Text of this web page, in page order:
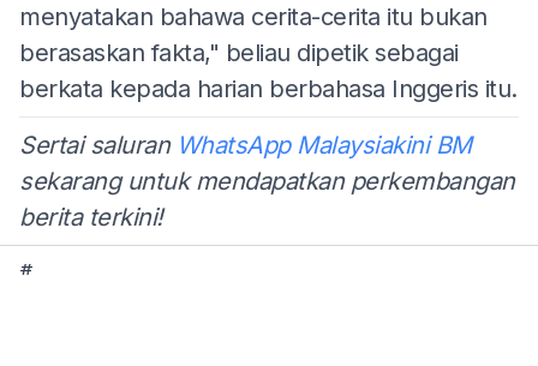
menyatakan bahawa cerita-cerita itu bukan
berasaskan fakta," beliau dipetik sebagai
berkata kepada harian berbahasa Inggeris itu.
Sertai saluran WhatsApp Malaysiakini BM
sekarang untuk mendapatkan perkembangan
berita terkini!
#